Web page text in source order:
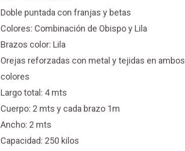
Doble puntada con franjas y betas
Colores: Combinación de Obispo y Lila
Brazos color: Lila
Orejas reforzadas con metal y tejidas en ambos
colores
Largo total: 4 mts
Cuerpo: 2 mts y cada brazo 1m
Ancho: 2 mts
Capacidad: 250 kilos